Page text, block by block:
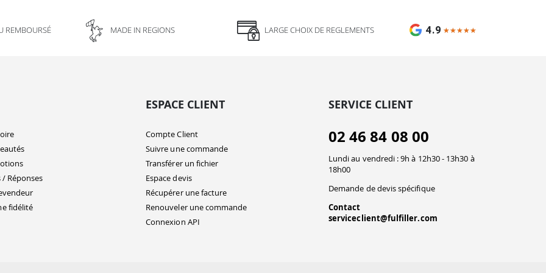
REMBOURSÉ MADE IN REGIONS LARGE CHOIX DE REGLEMENTS 4.9 ★★★★★
★★★★★
Réponses
fidélité
ESPACE CLIENT
Compte Client
Suivre une commande
Transférer un fichier
Espace devis
Récupérer une facture
Renouveler une commande
Connexion API
SERVICE CLIENT
02 46 84 08 00
Lundi au vendredi : 9h à 12h30 - 13h30 à
18h00
Demande de devis spécifique
Contact
serviceclient@fulfiller.com